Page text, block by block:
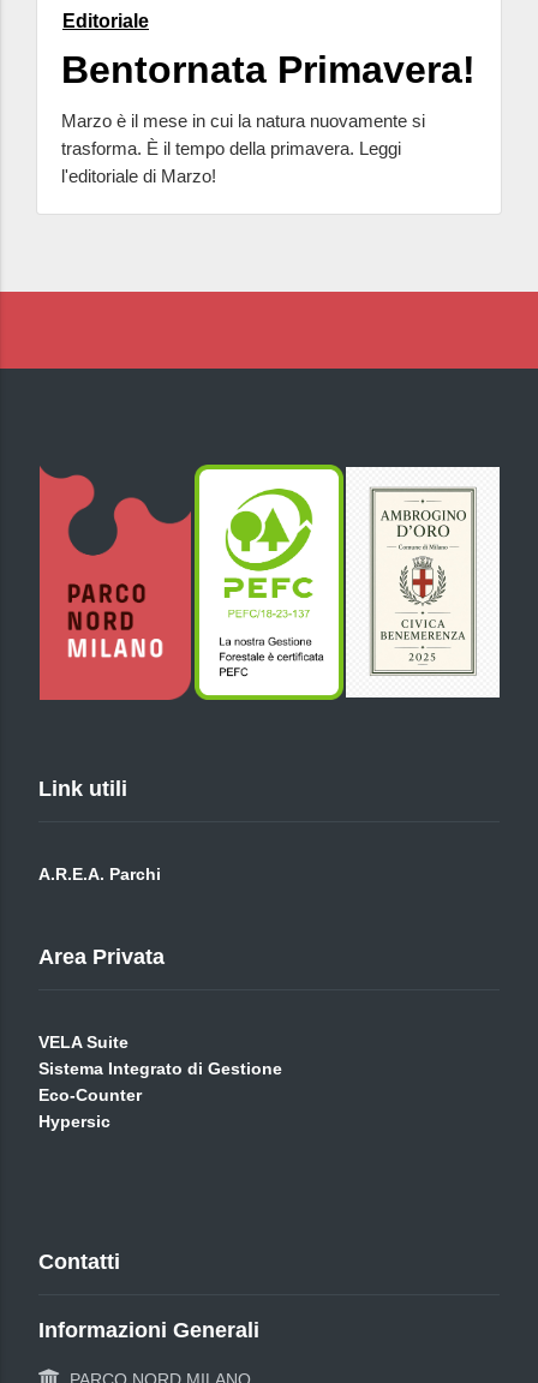
Editoriale
Bentornata Primavera!
Marzo è il mese in cui la natura nuovamente si
trasforma. È il tempo della primavera. Leggi
l'editoriale di Marzo!
Link utili
A.R.E.A. Parchi
Area Privata
VELA Suite
Sistema Integrato di Gestione
Eco-Counter
Hypersic
Contatti
Informazioni Generali